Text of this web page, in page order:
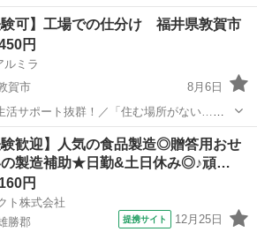
ます！ ◇
時給
験可】工場での仕分け 福井県敦賀市
円
ルミラ
賀市
8月6日
宿泊支援いたします！ ☆…・プロの
…☆ お急ぎの方は『06-4963-
スタッフ
験歓迎】人気の食品製造◎贈答用おせ
の製造補助★日勤&土日休み◎♪頑…
円
ト株式会社
勝郡
提携サイト 12月25日